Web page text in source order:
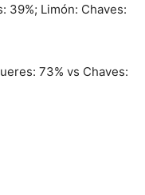
39%; Limón: Chaves:
73% vs Chaves: